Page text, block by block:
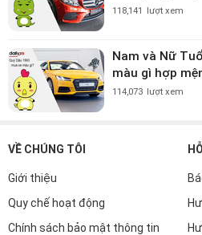
118,141 lượt xem
Nam và Nữ
màu gì hợp
114,073 lượt xem
VỀ CHÚNG TÔI
Giới thiệu
Quy chế hoạt động
Chính sách bảo mật thông tin